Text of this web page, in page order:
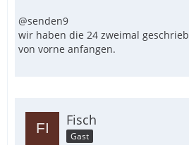
@senden9
wir haben die 24 zweimal
von vorne anfangen.
Fisch
Gast